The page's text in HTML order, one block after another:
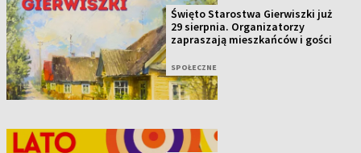
Święto Starostwa Gierwiszki już
29 sierpnia. Organizatorzy
zapraszają mieszkańców i gości
SPOŁECZNE